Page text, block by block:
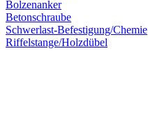
Bolzenanker
Betonschraube
Schwerlast-Befestigung/Chemie
Riffelstange/Holzdübel